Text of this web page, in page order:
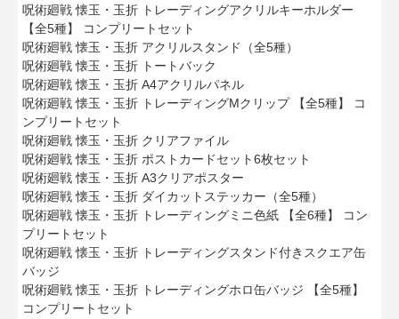
呪術廻戦 懐玉・玉折 トレーディングアクリルキーホルダー
【全5種】 コンプリートセット
呪術廻戦 懐玉・玉折 アクリルスタンド（全5種）
呪術廻戦 懐玉・玉折 トートバック
呪術廻戦 懐玉・玉折 A4アクリルパネル
呪術廻戦 懐玉・玉折 トレーディングMクリップ 【全5種】 コ
ンプリートセット
呪術廻戦 懐玉・玉折 クリアファイル
呪術廻戦 懐玉・玉折 ポストカードセット6枚セット
呪術廻戦 懐玉・玉折 A3クリアポスター
呪術廻戦 懐玉・玉折 ダイカットステッカー（全5種）
呪術廻戦 懐玉・玉折 トレーディングミニ色紙 【全6種】 コン
プリートセット
呪術廻戦 懐玉・玉折 トレーディングスタンド付きスクエア缶
バッジ
呪術廻戦 懐玉・玉折 トレーディングホロ缶バッジ 【全5種】
コンプリートセット